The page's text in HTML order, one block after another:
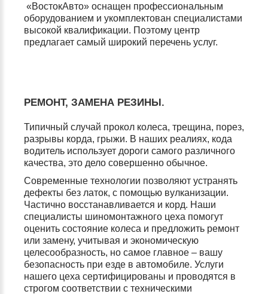
«ВостокАвто» оснащен профессиональным
оборудованием и укомплектован специалистами
высокой квалификации. Поэтому центр
предлагает самый широкий перечень услуг.
РЕМОНТ, ЗАМЕНА РЕЗИНЫ.
Типичный случай прокол колеса, трещина, порез,
разрывы корда, грыжи. В наших реалиях, кода
водитель использует дороги самого различного
качества, это дело совершенно обычное.
Современные технологии позволяют устранять
дефекты без латок, с помощью вулканизации.
Частично восстанавливается и корд. Наши
специалисты шиномонтажного цеха помогут
оценить состояние колеса и предложить ремонт
или замену, учитывая и экономическую
целесообразность, но самое главное – вашу
безопасность при езде в автомобиле. Услуги
нашего цеха сертифицированы и проводятся в
строгом соответствии с техническими